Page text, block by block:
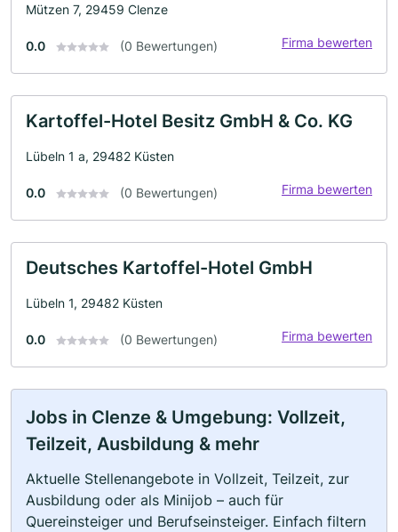
Mützen 7, 29459 Clenze
0.0 (0 Bewertungen) Firma bewerten
Kartoffel-Hotel Besitz GmbH & Co. KG
Lübeln 1 a, 29482 Küsten
0.0 (0 Bewertungen) Firma bewerten
Deutsches Kartoffel-Hotel GmbH
Lübeln 1, 29482 Küsten
0.0 (0 Bewertungen) Firma bewerten
Jobs in Clenze & Umgebung: Vollzeit,
Teilzeit, Ausbildung & mehr
Aktuelle Stellenangebote in Vollzeit, Teilzeit, zur
Ausbildung oder als Minijob – auch für
Quereinsteiger und Berufseinsteiger. Einfach filtern